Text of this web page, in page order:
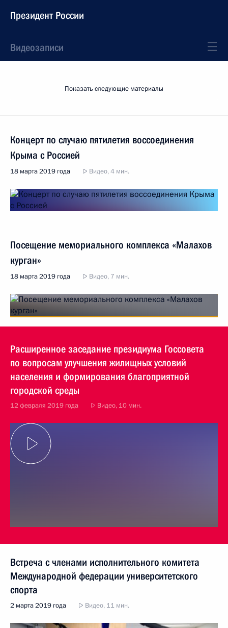
Президент России
Видеозаписи
Показать следующие материалы
Концерт по случаю пятилетия воссоединения
Крыма с Россией
18 марта 2019 года Видео, 4 мин.
Посещение мемориального комплекса «Малахов
курган»
18 марта 2019 года Видео, 7 мин.
Расширенное заседание президиума Госсовета
по вопросам улучшения жилищных условий
населения и формирования благоприятной
городской среды
12 февраля 2019 года Видео, 10 мин.
Встреча с членами исполнительного комитета
Международной федерации университетского
спорта
2 марта 2019 года Видео, 11 мин.